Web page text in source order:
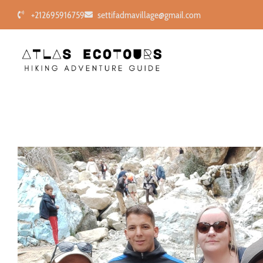
+212695916759 settifadmavillage@gmail.com